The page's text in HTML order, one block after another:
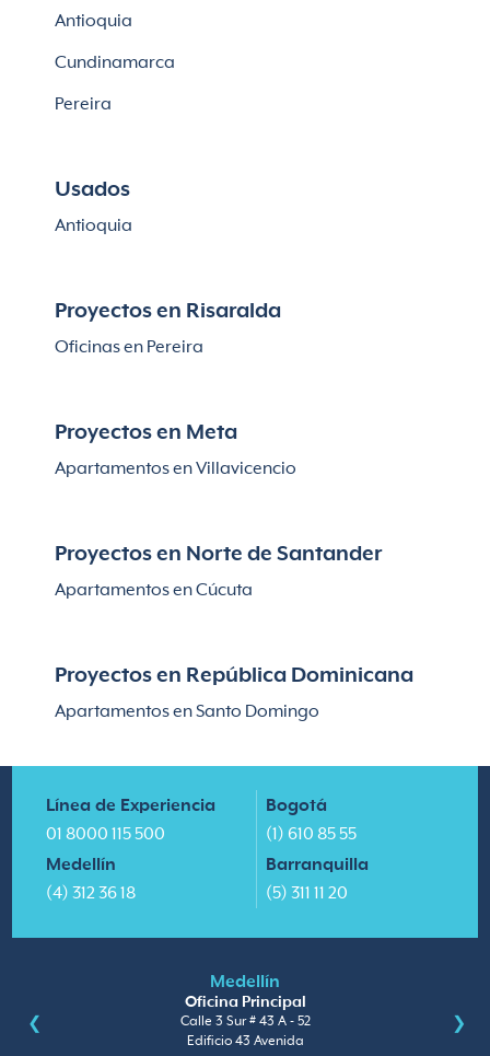
Antioquia
Cundinamarca
Pereira
Usados
Antioquia
Proyectos en Risaralda
Oficinas en Pereira
Proyectos en Meta
Apartamentos en Villavicencio
Proyectos en Norte de Santander
Apartamentos en Cúcuta
Proyectos en República Dominicana
Apartamentos en Santo Domingo
Línea de Experiencia
01 8000 115 500
Medellín
(4) 312 36 18
Bogotá
(1) 610 85 55
Barranquilla
(5) 311 11 20
Medellín
Oficina Principal
Calle 3 Sur # 43 A - 52
Edificio 43 Avenida